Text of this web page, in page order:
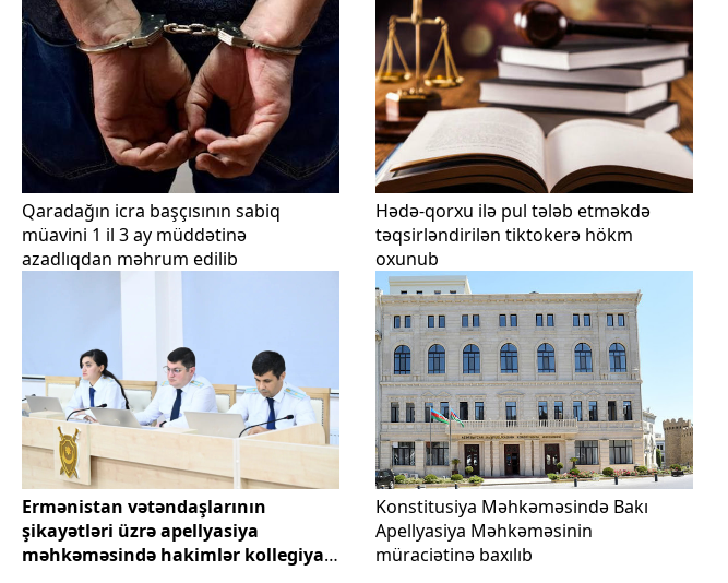
Qaradağın icra başçısının sabiq
müavini 1 il 3 ay müddətinə
azadlıqdan məhrum edilib
Hədə-qorxu ilə pul tələb etməkdə
təqsirləndirilən tiktokerə hökm
oxunub
Ermənistan vətəndaşlarının
şikayətləri üzrə apellyasiya
məhkəməsində hakimlər kollegiyası
Konstitusiya Məhkəməsində Bakı
Apellyasiya Məhkəməsinin
müraciətinə baxılıb